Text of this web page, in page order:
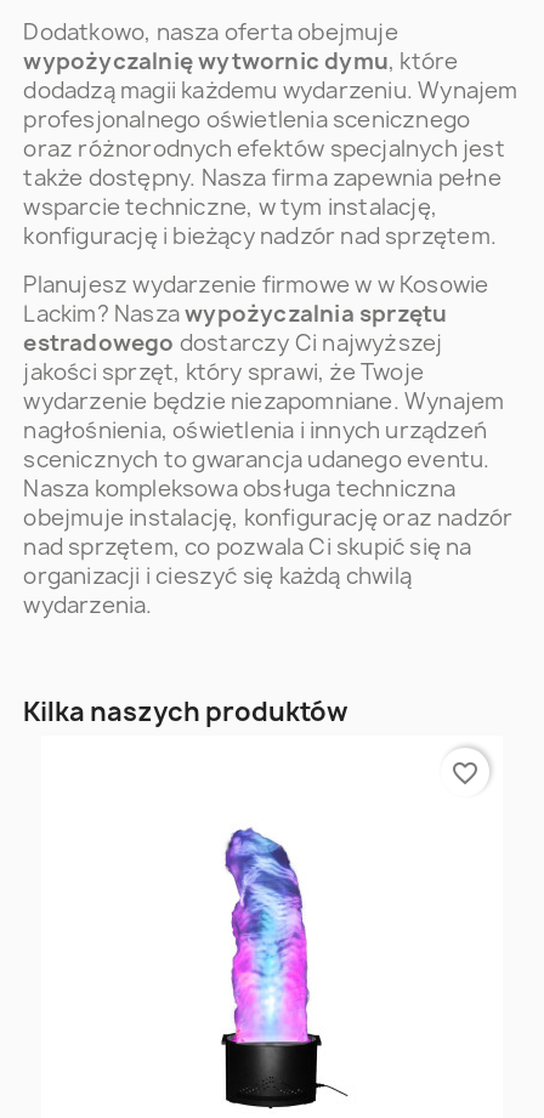
Dodatkowo, nasza oferta obejmuje
wypożyczalnię wytwornic dymu, które
dodadzą magii każdemu wydarzeniu. Wynajem
profesjonalnego oświetlenia scenicznego
oraz różnorodnych efektów specjalnych jest
także dostępny. Nasza firma zapewnia pełne
wsparcie techniczne, w tym instalację,
konfigurację i bieżący nadzór nad sprzętem.
Planujesz wydarzenie firmowe w w Kosowie
Lackim? Naszawypożyczalnia sprzętu
estradowego dostarczy Ci najwyższej
jakości sprzęt, który sprawi, że Twoje
wydarzenie będzie niezapomniane. Wynajem
nagłośnienia, oświetlenia i innych urządzeń
scenicznych to gwarancja udanego eventu.
Nasza kompleksowa obsługa techniczna
obejmuje instalację, konfigurację oraz nadzór
nad sprzętem, co pozwala Ci skupić się na
organizacji i cieszyć się każdą chwilą
wydarzenia.
Kilka naszych produktów
favorite_border